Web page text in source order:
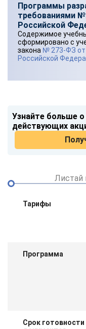
Программы
требованиями
Российской
Содержимое
сформировано с
закона № 273-ФЗ от
Российской
Узнайте больше
действующих
Листай
Тарифы
Программа
Срок готовности